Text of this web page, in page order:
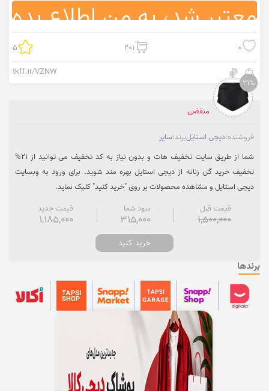
معتبر شد، به من اطلاع بده
0
201
5
tkff.ir/VZNW
21%
منقضی
فروشنده:دیجی استایلبرند:سایر
شما از طریق سایت تخفیف هات و بدون نیاز به کد تخفیف می توانید از 21%
تخفیف خرید گن زنانه از دیجی استایل بهره مند شوید. برای ورود به وبسایت
دیجی استایل و مشاهده محصولات بر روی "خرید کنید" کلیک نماید.
قیمت قبل
1,500,000
سود شما
315,000
قیمت جدید
1,185,000
خرید کنید
برندها